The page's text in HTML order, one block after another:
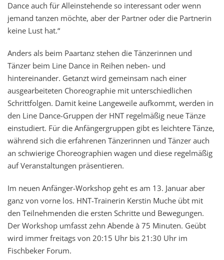
Dance auch für Alleinstehende so interessant oder wenn
jemand tanzen möchte, aber der Partner oder die Partnerin
keine Lust hat.“
Anders als beim Paartanz stehen die Tänzerinnen und
Tänzer beim Line Dance in Reihen neben- und
hintereinander. Getanzt wird gemeinsam nach einer
ausgearbeiteten Choreographie mit unterschiedlichen
Schrittfolgen. Damit keine Langeweile aufkommt, werden in
den Line Dance-Gruppen der HNT regelmäßig neue Tänze
einstudiert. Für die Anfängergruppen gibt es leichtere Tänze,
während sich die erfahrenen Tänzerinnen und Tänzer auch
an schwierige Choreographien wagen und diese regelmäßig
auf Veranstaltungen präsentieren.
Im neuen Anfänger-Workshop geht es am 13. Januar aber
ganz von vorne los. HNT-Trainerin Kerstin Muche übt mit
den Teilnehmenden die ersten Schritte und Bewegungen.
Der Workshop umfasst zehn Abende à 75 Minuten. Geübt
wird immer freitags von 20:15 Uhr bis 21:30 Uhr im
Fischbeker Forum.